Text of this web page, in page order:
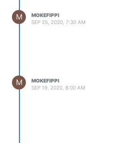
M
MOKEFIPPI
SEP 25, 2020, 7:30 AM
M
MOKEFIPPI
SEP 19, 2020, 8:00 AM